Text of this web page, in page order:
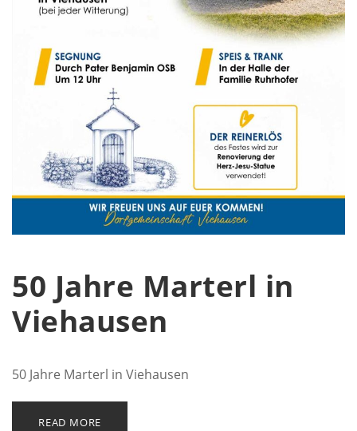
50 Jahre Marterl in
Viehausen
50 Jahre Marterl in Viehausen
READ MORE